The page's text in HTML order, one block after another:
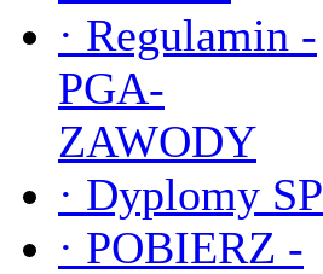
· Regulamin -
PGA-
ZAWODY
· Dyplomy SP
· POBIERZ -